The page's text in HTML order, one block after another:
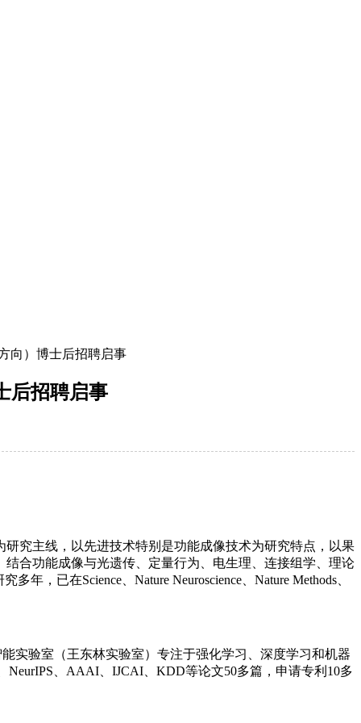
向）博士后招聘启事
后招聘启事
究主线，以先进技术特别是功能成像技术为研究特点，以果
合功能成像与光遗传、定量行为、电生理、连接组学、理论
，已在Science、Nature Neuroscience、Nature Methods、
实验室（王东林实验室）专注于强化学习、深度学习和机器
、AAAI、IJCAI、KDD等论文50多篇，申请专利10多